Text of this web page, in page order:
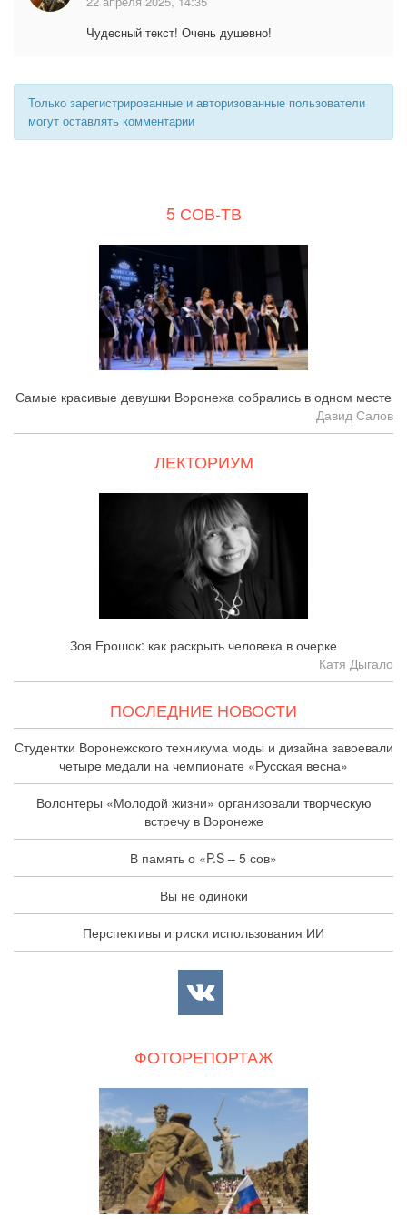
Чудесный текст! Очень душевно!
Только зарегистрированные и авторизованные пользователи
могут оставлять комментарии
5 СОВ-ТВ
Самые красивые девушки Воронежа собрались в одном месте
Давид Салов
ЛЕКТОРИУМ
Зоя Ерошок: как раскрыть человека в очерке
Катя Дыгало
ПОСЛЕДНИЕ НОВОСТИ
Студентки Воронежского техникума моды и дизайна завоевали
четыре медали на чемпионате «Русская весна»
Волонтеры «Молодой жизни» организовали творческую
встречу в Воронеже
В память о «P.S – 5 сов»
Вы не одиноки
Перспективы и риски использования ИИ
ФОТОРЕПОРТАЖ